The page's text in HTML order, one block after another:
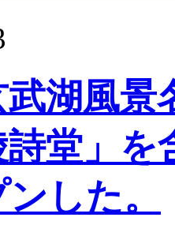
湖風景
堂」を
した。